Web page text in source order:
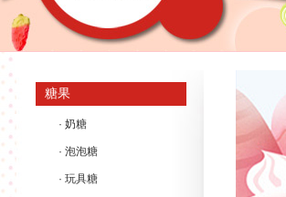
糖果
· 奶糖
· 泡泡糖
· 玩具糖